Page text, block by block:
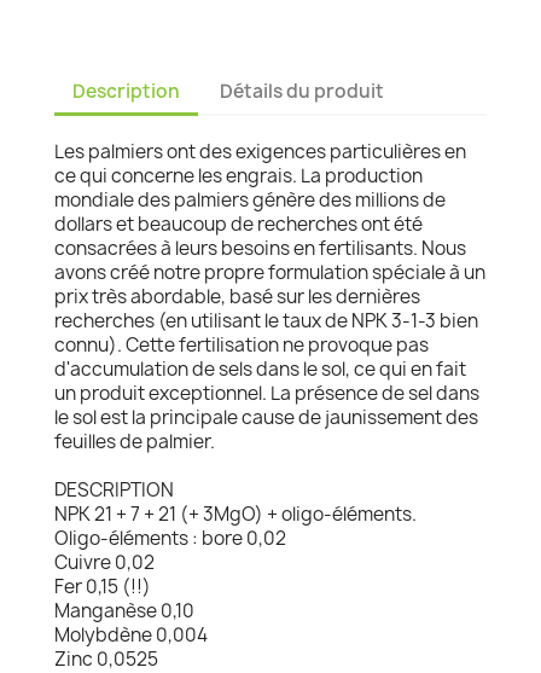
Description Détails du produit
Les palmiers ont des exigences particulières en
ce qui concerne les engrais. La production
mondiale des palmiers génère des millions de
dollars et beaucoup de recherches ont été
consacrées à leurs besoins en fertilisants. Nous
avons créé notre propre formulation spéciale à un
prix très abordable, basé sur les dernières
recherches (en utilisant le taux de NPK 3-1-3 bien
connu). Cette fertilisation ne provoque pas
d'accumulation de sels dans le sol, ce qui en fait
un produit exceptionnel. La présence de sel dans
le sol est la principale cause de jaunissement des
feuilles de palmier.
DESCRIPTION
NPK 21 + 7 + 21 (+ 3MgO) + oligo-éléments.
Oligo-éléments : bore 0,02
Cuivre 0,02
Fer 0,15 (!!)
Manganèse 0,10
Molybdène 0,004
Zinc 0,0525